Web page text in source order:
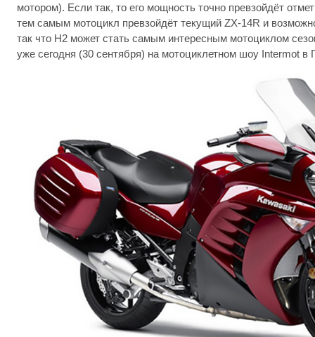
мотором). Если так, то его мощность точно превзойдёт
тем самым мотоцикл превзойдёт текущий ZX-14R и
так что H2 может стать самым интересным мотоциклом
уже сегодня (30 сентября) на мотоциклетном шоу Intermot в